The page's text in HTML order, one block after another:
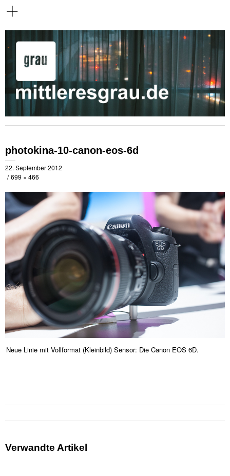
photokina-10-canon-eos-6d
22. September 2012
699 × 466
Neue Linie mit Vollformat (Kleinbild) Sensor: Die Canon EOS 6D.
Verwandte Artikel